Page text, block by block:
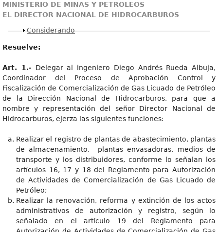
MINISTERIO DE MINAS Y PETROLEOS
EL DIRECTOR NACIONAL DE HIDROCARBUROS
Mostrar
Considerando
Resuelve:
Art. 1.- Delegar al ingeniero Diego Andrés Rueda Albuja,
Coordinador del Proceso de Aprobación Control y
Fiscalización de Comercialización de Gas Licuado de Petróleo
de la Dirección Nacional de Hidrocarburos, para que a
nombre y representación del señor Director Nacional de
Hidrocarburos, ejerza las siguientes funciones:
Realizar el registro de plantas de abastecimiento, plantas
de almacenamiento, plantas envasadoras, medios de
transporte y los distribuidores, conforme lo señalan los
artículos 16, 17 y 18 del Reglamento para Autorización
de Actividades de Comercialización de Gas Licuado de
Petróleo;
Realizar la renovación, reforma y extinción de los actos
administrativos de autorización y registro, según lo
señalado en el artículo 19 del Reglamento para